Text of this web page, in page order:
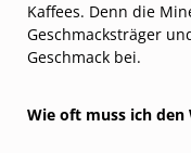
Kaffees. Denn die
Geschmacksträger
Geschmack bei.
Wie oft muss ich den